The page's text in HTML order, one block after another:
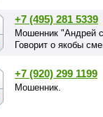
+7 (495) 281 5339
Мошенник "Андрей
Говорит о якобы
+7 (920) 299 1199
Мошенник.